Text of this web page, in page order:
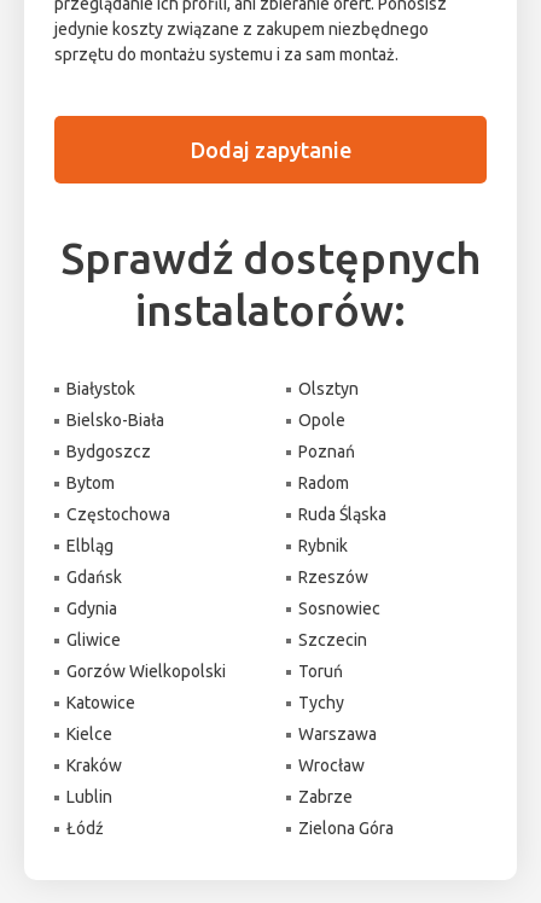
przeglądanie ich profili, ani zbieranie ofert. Ponosisz
jedynie koszty związane z zakupem niezbędnego
sprzętu do montażu systemu i za sam montaż.
Dodaj zapytanie
Sprawdź dostępnych
instalatorów:
Białystok
Bielsko-Biała
Bydgoszcz
Bytom
Częstochowa
Elbląg
Gdańsk
Gdynia
Gliwice
Gorzów Wielkopolski
Katowice
Kielce
Kraków
Lublin
Łódź
Olsztyn
Opole
Poznań
Radom
Ruda Śląska
Rybnik
Rzeszów
Sosnowiec
Szczecin
Toruń
Tychy
Warszawa
Wrocław
Zabrze
Zielona Góra